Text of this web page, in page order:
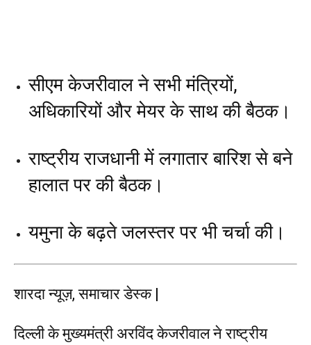
सीएम केजरीवाल ने सभी मंत्रियों,
अधिकारियों और मेयर के साथ की बैठक।
राष्ट्रीय राजधानी में लगातार बारिश से बने
हालात पर की बैठक।
यमुना के बढ़ते जलस्तर पर भी चर्चा की।
शारदा न्यूज़, समाचार डेस्क |
दिल्ली के मुख्यमंत्री अरविंद केजरीवाल ने राष्ट्रीय